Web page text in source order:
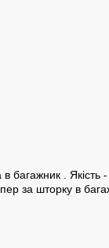
багажник . Якість
за шторку в